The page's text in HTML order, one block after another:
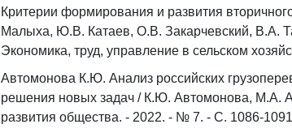
Критерии формирования и развития
Малыха, Ю.В. Катаев, О.В. Закарчевский, В.А.
Экономика, труд, управление в сельском
Автомонова К.Ю. Анализ российских
решения новых задач / К.Ю. Автомонова, М.А.
развития общества. - 2022. - № 7. - С. 1086-